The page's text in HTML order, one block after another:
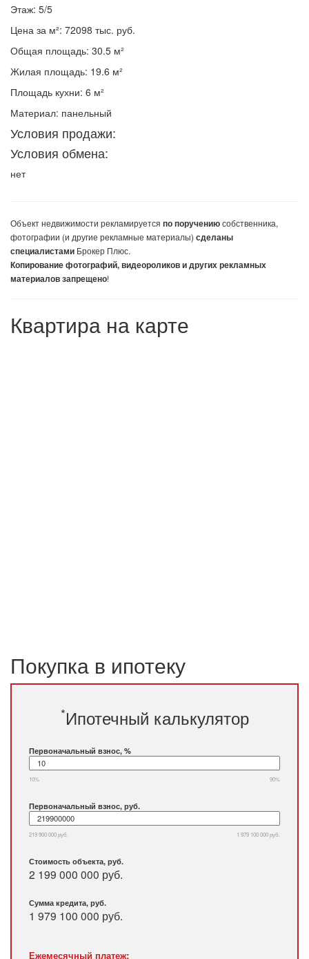
Этаж: 5/5
Цена за м²: 72098 тыс. руб.
Общая площадь: 30.5 м²
Жилая площадь: 19.6 м²
Площадь кухни: 6 м²
Материал: панельный
Условия продажи:
Условия обмена:
нет
Объект недвижимости рекламируется по поручениюсобственника,
фотографии (и другие рекламные материалы) сделаны
специалистами Брокер Плюс.
Копирование фотографий, видеороликов и других рекламных
материалов запрещено!
Квартира на карте
Покупка в ипотеку
*Ипотечный калькулятор
Первоначальный взнос, %
10% 90%
Первоначальный взнос, руб.
219 900 000 руб. 1 979 100 000 руб.
Стоимость объекта, руб.
2 199 000 000 руб.
Сумма кредита, руб.
1 979 100 000 руб.
Ежемесячный платеж: